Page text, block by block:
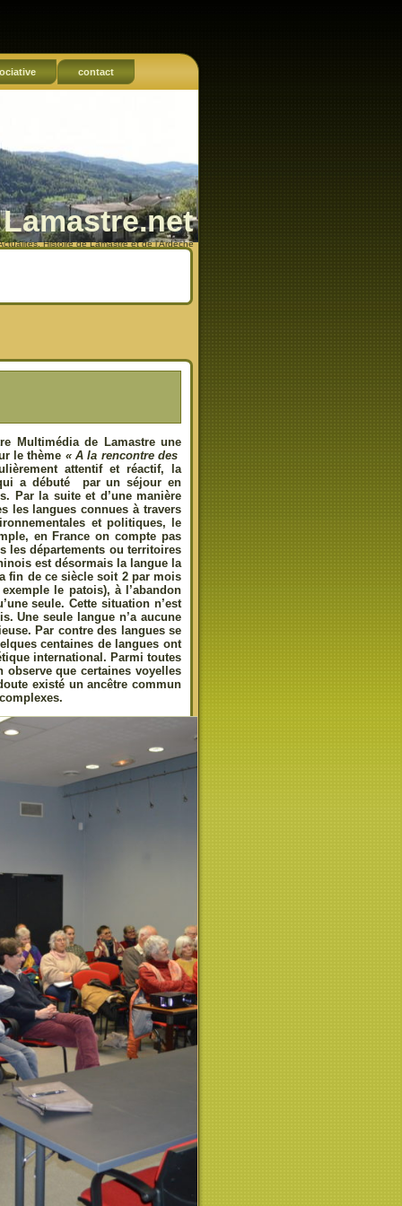
contact
Lamastre.net
Histoire de Lamastre et de l'Ardèche
Multimédia de Lamastre une
le thème « A la rencontre des
attentif et réactif, la
a débuté par un séjour en
Par la suite et d’une manière
les langues connues à travers
et politiques, le
en France on compte pas
les départements ou territoires
est désormais la langue la
fin de ce siècle soit 2 par mois
le patois), à l’abandon
seule. Cette situation n’est
Une seule langue n’a aucune
Par contre des langues se
centaines de langues ont
international. Parmi toutes
observe que certaines voyelles
existé un ancêtre commun